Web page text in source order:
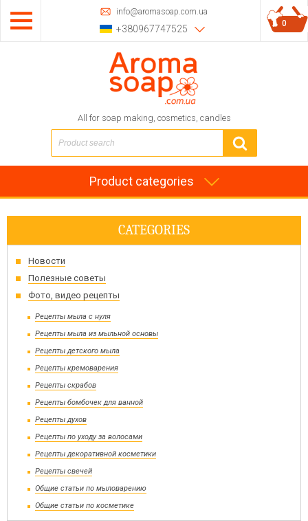
info@aromasoap.com.ua
+380967747525
All for soap making, cosmetics, candles
0
Product categories
CATEGORIES
Новости
Полезные советы
Фото, видео рецепты
Рецепты мыла с нуля
Рецепты мыла из мыльной основы
Рецепты детского мыла
Рецепты кремоварения
Рецепты скрабов
Рецепты бомбочек для ванной
Рецепты духов
Рецепты по уходу за волосами
Рецепты декоративной косметики
Рецепты свечей
Общие статьи по мыловарению
Общие статьи по косметике